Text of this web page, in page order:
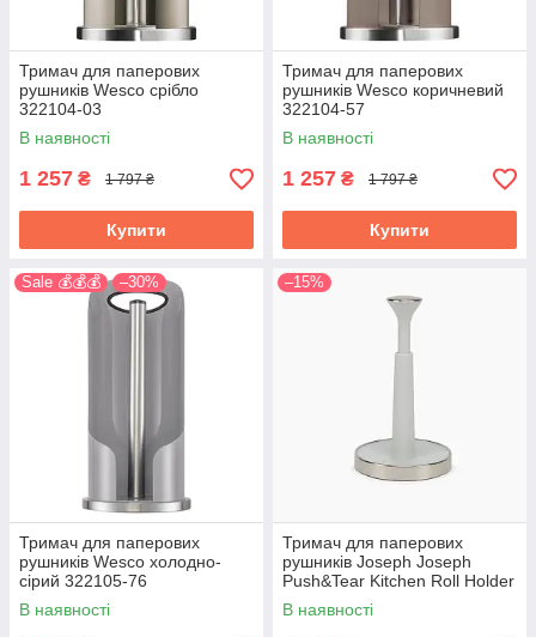
Тримач для паперових
рушників Wesco срібло
322104-03
В наявності
1 257 ₴ 1 797 ₴
Купити
Тримач для паперових
рушників Wesco коричневий
322104-57
В наявності
1 257 ₴ 1 797 ₴
Купити
Sale 💰💰💰 –30%
Тримач для паперових
рушників Wesco холодно-
сірий 322105-76
В наявності
–15%
Тримач для паперових
рушників Joseph Joseph
Push&Tear Kitchen Roll Holder
білий 851688
В наявності